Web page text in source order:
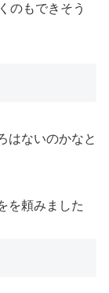
のもできそう
はないのかなと
を頼みました